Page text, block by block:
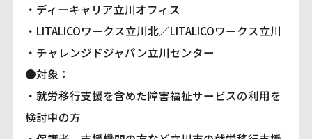
・ディーキャリア立川オフィス
・LITALICOワークス立川北／LITALICOワークス立川
・チャレンジドジャパン立川センター
●対象：
・就労移行支援を含めた障害福祉サービスの利用を
検討中の方